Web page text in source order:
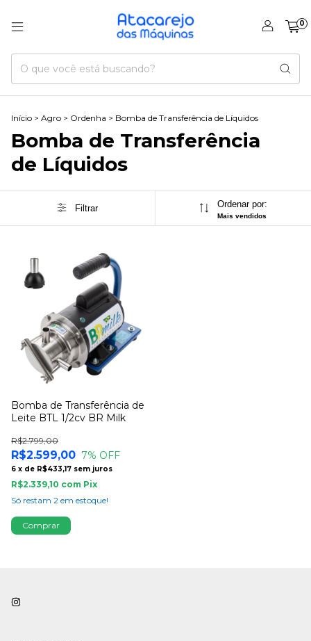
0
Início > Agro > Ordenha > Bomba de Transferência de Líquidos
Bomba de Transferência
de Líquidos
Filtrar Ordenar por:
Mais vendidos
Bomba de Transferência de
Leite BTL 1/2cv BR Milk
R$2.599,00
R$2.799,00
7% OFF
6 x de R$433,17 sem juros
R$2.339,10 com Pix
Só restam 2 em estoque!